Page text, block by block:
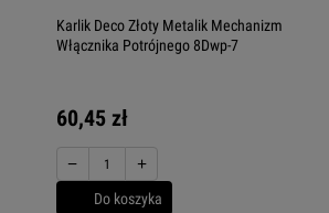
Karlik Deco Złoty Metalik Mechanizm
Włącznika Potrójnego 8Dwp-7
60,45 zł
− +
Do koszyka